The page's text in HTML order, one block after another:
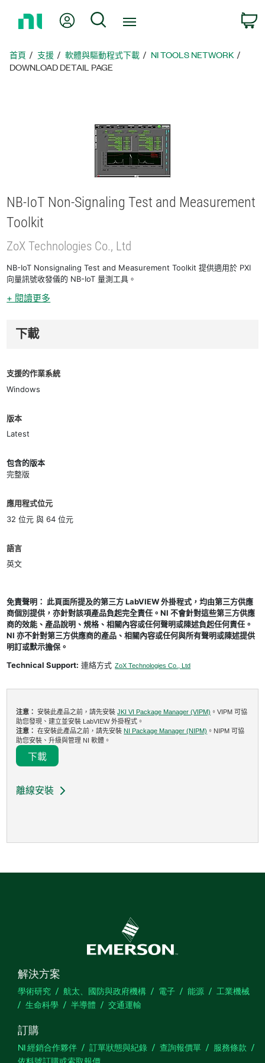
頁
我的帳號 搜尋
首頁 支援 軟體與驅動程式下載
NI TOOLS NETWORK
DOWNLOAD DETAIL PAGE
NB-IoT Non-Signaling Test and Measurement
Toolkit
ZoX Technologies Co., Ltd
NB-IoT Nonsignaling Test and Measurement Toolkit 提供適用於 PXI
向量訊號收發儀的 NB-IoT 量測工具。
+ 閱讀更多
下載
支援的作業系統
Windows
版本
Latest
包含的版本
完整版
應用程式位元
32 位元 與 64 位元
語言
英文
免責聲明： 此頁面所提及的第三方 LabVIEW 外掛程式，均由第三方供應
商個別提供，亦針對該項產品負起完全責任。NI 不會針對這些第三方供應
商的效能、產品說明、規格、相關內容或任何聲明或陳述負起任何責任。
NI 亦不針對第三方供應商的產品、相關內容或任何與所有聲明或陳述提供
明訂或默示擔保。
Technical Support: 連絡方式 ZoX Technologies Co., Ltd
注意：安裝此產品之前，請先安裝JKI VI Package Manager (VIPM) 。VIPM 可協
助您發現、建立並安裝 LabVIEW 外掛程式。
注意：在安裝此產品之前，請先安裝 NI Package Manager (NIPM) 。NIPM 可協
助您安裝、升級與管理 NI 軟體。
下載
離線安裝
解決方案
學術研究 航太、國防與政府機構 電子 能源
工業機械
生命科學
半導體 交通運輸
訂購
NI 經銷合作夥伴 訂單狀態與紀錄 查詢報價單
服務條款
依料號訂購或索取報價